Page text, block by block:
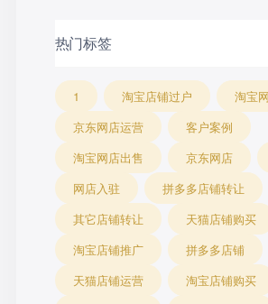
热门标签
1 淘宝店铺过户
淘宝
京东网店运营
客户案例
淘宝网店出售
京东网店
网店入驻
拼多多店铺转让
其它店铺转让
天猫店铺购买
淘宝店铺推广
拼多多店铺
天猫店铺运营
淘宝店铺购买